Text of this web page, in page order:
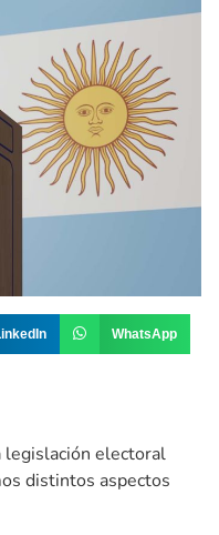
WhatsApp
legislación electoral
distintos aspectos